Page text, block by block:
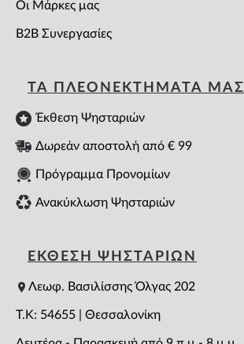
Οι Μάρκες μας
B2B Συνεργασίες
ΤΑ ΠΛΕΟΝΕΚΤΗΜΑΤΑ ΜΑΣ
Έκθεση Ψησταριών
Δωρεάν αποστολή από € 99
Πρόγραμμα Προνομίων
Ανακύκλωση Ψησταριών
ΕΚΘΕΣΗ ΨΗΣΤΑΡΙΩΝ
Λεωφ. Βασιλίσσης Όλγας 202
T.K: 54655 | Θεσσαλονίκη